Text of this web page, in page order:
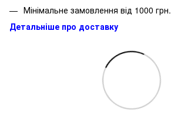
Мінімальне замовлення від 1000 грн.
Детальніше про доставку